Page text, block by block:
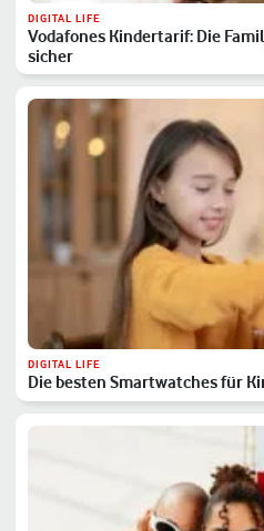
DIGITAL LIFE
Vodafones Kindertarif: Die
sicher
DIGITAL LIFE
Die besten Smartwatches für